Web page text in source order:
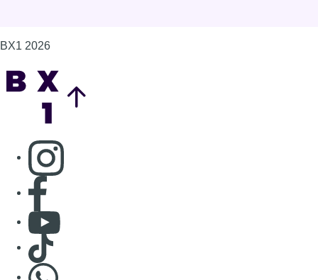
BX1 2026
Consulter page Instagram
Consulter page Facebook
Consulter Youtube
Consulter TikTok